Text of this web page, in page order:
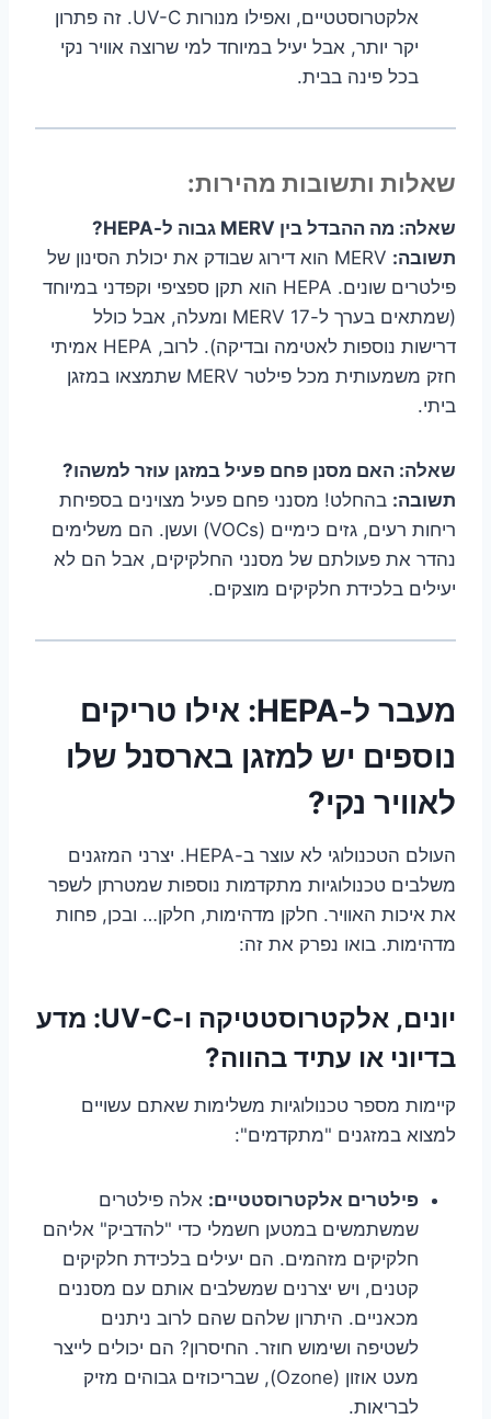
אלקטרוסטטיים, ואפילו מנורות UV-C. זה פתרון
יקר יותר, אבל יעיל במיוחד למי שרוצה אוויר נקי
בכל פינה בבית.
שאלות ותשובות מהירות:
שאלה: מה ההבדל בין MERV גבוה ל-HEPA?
תשובה:
MERV הוא דירוג שבודק את יכולת הסינון של
פילטרים שונים. HEPA הוא תקן ספציפי וקפדני במיוחד
(שמתאים בערך ל-MERV 17 ומעלה, אבל כולל
דרישות נוספות לאטימה ובדיקה). לרוב, HEPA אמיתי
חזק משמעותית מכל פילטר MERV שתמצאו במזגן
ביתי.
שאלה: האם מסנן פחם פעיל במזגן עוזר למשהו?
תשובה: בהחלט! מסנני פחם פעיל מצוינים בספיחת
ריחות רעים, גזים כימיים (VOCs) ועשן. הם משלימים
נהדר את פעולתם של מסנני החלקיקים, אבל הם לא
יעילים בלכידת חלקיקים מוצקים.
מעבר ל-HEPA: אילו טריקים
נוספים יש למזגן בארסנל שלו
לאוויר נקי?
העולם הטכנולוגי לא עוצר ב-HEPA. יצרני המזגנים
משלבים טכנולוגיות מתקדמות נוספות שמטרתן לשפר
את איכות האוויר. חלקן מדהימות, חלקן… ובכן, פחות
מדהימות. בואו נפרק את זה:
יונים, אלקטרוסטטיקה ו-UV-C: מדע
בדיוני או עתיד בהווה?
קיימות מספר טכנולוגיות משלימות שאתם עשויים
למצוא במזגנים "מתקדמים":
פילטרים אלקטרוסטטיים: אלה פילטרים
שמשתמשים במטען חשמלי כדי "להדביק" אליהם
חלקיקים מזהמים. הם יעילים בלכידת חלקיקים
קטנים, ויש יצרנים שמשלבים אותם עם מסננים
מכאניים. היתרון שלהם שהם לרוב ניתנים
לשטיפה ושימוש חוזר. החיסרון? הם יכולים לייצר
מעט אוזון (Ozone), שבריכוזים גבוהים מזיק
לבריאות.